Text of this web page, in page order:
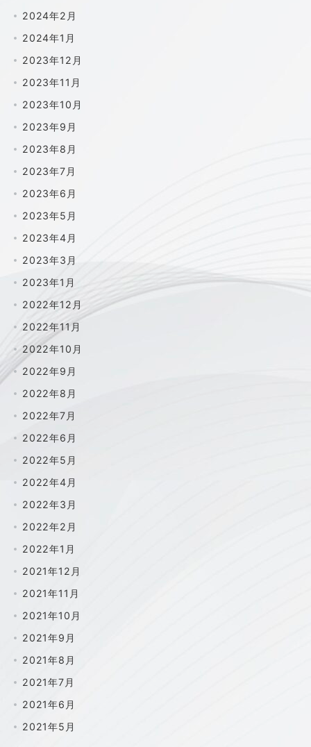
2024年2月
2024年1月
2023年12月
2023年11月
2023年10月
2023年9月
2023年8月
2023年7月
2023年6月
2023年5月
2023年4月
2023年3月
2023年1月
2022年12月
2022年11月
2022年10月
2022年9月
2022年8月
2022年7月
2022年6月
2022年5月
2022年4月
2022年3月
2022年2月
2022年1月
2021年12月
2021年11月
2021年10月
2021年9月
2021年8月
2021年7月
2021年6月
2021年5月